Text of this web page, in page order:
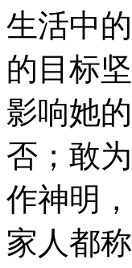
生活中
的目标
影响她
否；敢
作神明
家人都